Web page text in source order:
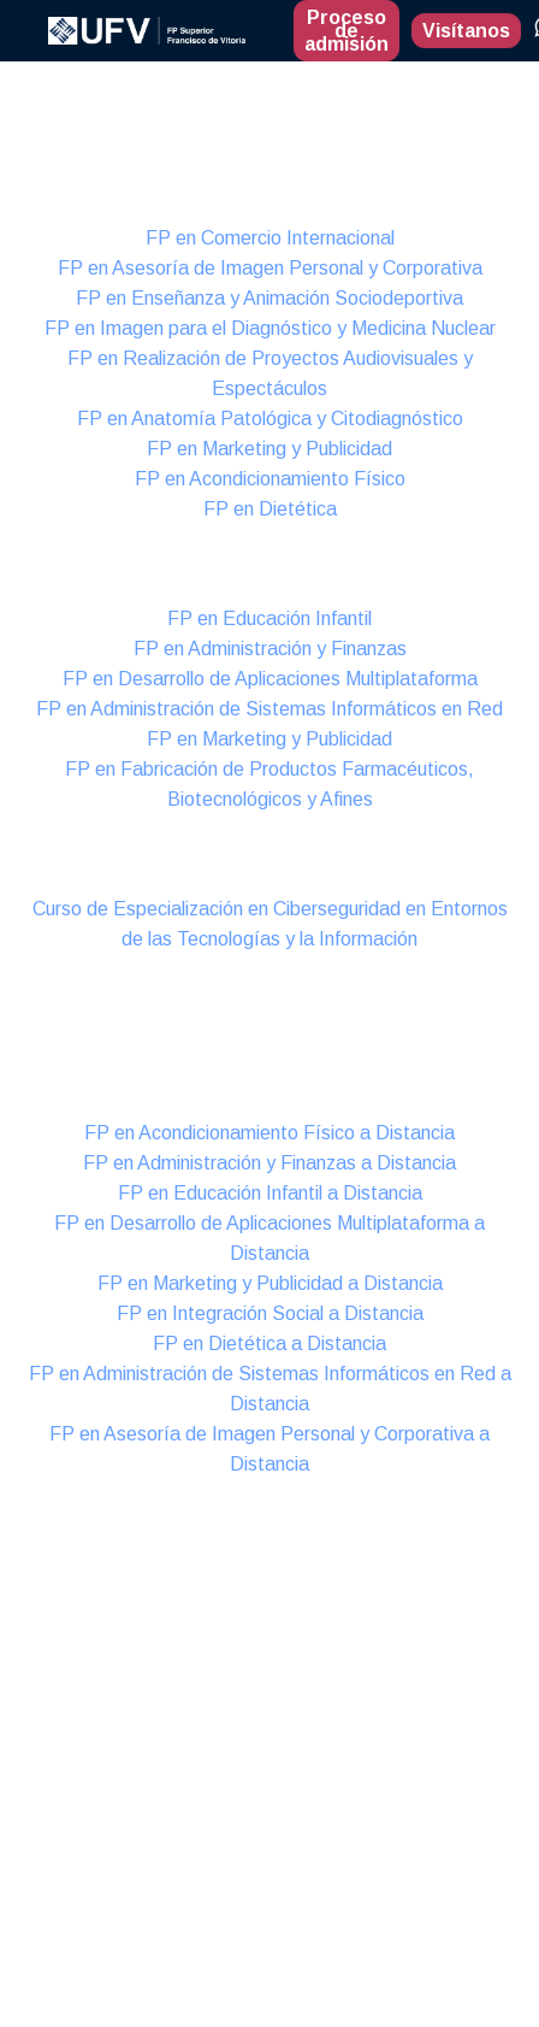
Proceso
de
admisión
Visítanos
FP en Comercio Internacional
FP en Asesoría de Imagen Personal y Corporativa
FP en Enseñanza y Animación Sociodeportiva
FP en Imagen para el Diagnóstico y Medicina Nuclear
FP en Realización de Proyectos Audiovisuales y
Espectáculos
FP en Anatomía Patológica y Citodiagnóstico
FP en Marketing y Publicidad
FP en Acondicionamiento Físico
FP en Dietética
FP en Educación Infantil
FP en Administración y Finanzas
FP en Desarrollo de Aplicaciones Multiplataforma
FP en Administración de Sistemas Informáticos en Red
FP en Marketing y Publicidad
FP en Fabricación de Productos Farmacéuticos,
Biotecnológicos y Afines
Curso de Especialización en Ciberseguridad en Entornos
de las Tecnologías y la Información
FP en Acondicionamiento Físico a Distancia
FP en Administración y Finanzas a Distancia
FP en Educación Infantil a Distancia
FP en Desarrollo de Aplicaciones Multiplataforma a
Distancia
FP en Marketing y Publicidad a Distancia
FP en Integración Social a Distancia
FP en Dietética a Distancia
FP en Administración de Sistemas Informáticos en Red a
Distancia
FP en Asesoría de Imagen Personal y Corporativa a
Distancia